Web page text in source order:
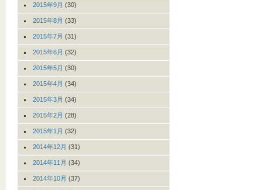
2015年9月 (30)
2015年8月 (33)
2015年7月 (31)
2015年6月 (32)
2015年5月 (30)
2015年4月 (34)
2015年3月 (34)
2015年2月 (28)
2015年1月 (32)
2014年12月 (31)
2014年11月 (34)
2014年10月 (37)